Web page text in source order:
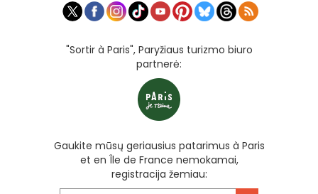
"Sortir à Paris", Paryžiaus turizmo biuro
partnerė:
Gaukite mūsų geriausius patarimus à Paris
et en Île de France nemokamai,
registracija žemiau: